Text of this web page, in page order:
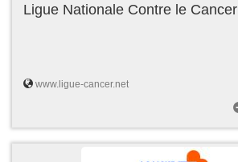
Ligue Nationale Contre le Cancer
www.ligue-cancer.net